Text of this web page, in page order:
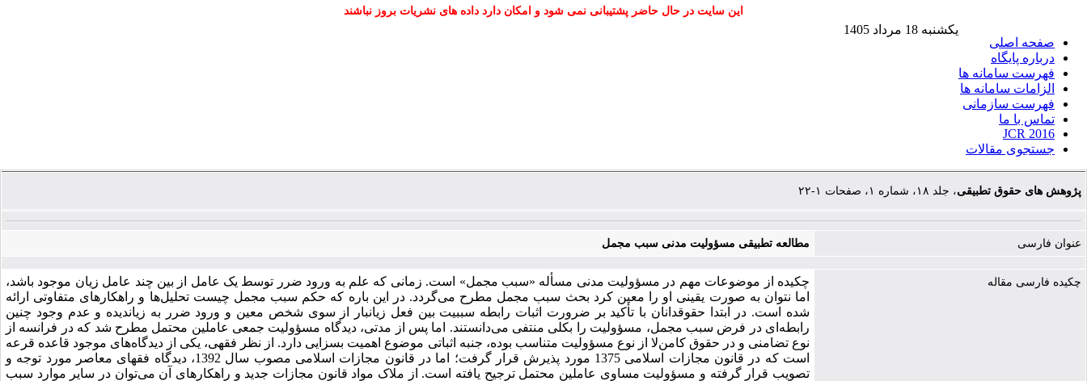
این سایت در حال حاضر پشتیبانی نمی شود و امکان دارد داده های نشریات بروز نباشند
صفحه اصلی
درباره پایگاه
فهرست سامانه ها
الزامات سامانه ها
فهرست سازمانی
تماس با ما
JCR 2016
جستجوی مقالات
یکشنبه 18 مرداد 1405
پژوهش های حقوق تطبیقی، جلد ۱۸، شماره ۱، صفحات ۱-۲۲
عنوان فارسی مطالعه تطبیقی مسؤولیت مدنی سبب مجمل
چکیده فارسی مقاله
چکیده از موضوعات مهم در مسؤولیت مدنی مسأله «سبب مجمل» است. زمانی که علم به ورود ضرر توسط یک عامل از بین چند عامل زیان موجود باشد،
اما نتوان به صورت یقینی او را معین کرد بحث سبب مجمل مطرح می‌گردد. در این باره ‌که حکم سبب مجمل چیست تحلیل‌ها و راهکارهای متفاوتی ارائه
شده است. در ابتدا حقوقدانان با تأکید بر ضرورت اثبات رابطه سببیت بین فعل زیانبار از سوی شخص معین و ورود ضرر به زیاندیده و عدم وجود چنین
رابطه‌ای در فرض سبب مجمل، مسؤولیت را بکلی منتفی می‌دانستند. اما پس از مدتی، دیدگاه مسؤولیت جمعی عاملین محتمل مطرح شد که در فرانسه از
نوع تضامنی و در حقوق کامن‌لا از نوع مسؤولیت متناسب بوده، جنبه اثباتی موضوع اهمیت بسزایی دارد. از نظر فقهی، یکی از دیدگاه‌های موجود قاعده قرعه
است که در قانون مجازات اسلامی 1375 مورد پذیرش قرار گرفت؛ اما در قانون مجازات اسلامی مصوب سال 1392، دیدگاه فقهای معاصر مورد توجه و
تصویب قرار گرفته و مسؤولیت مساوی عاملین محتمل ترجیح یافته است. از ملاک مواد قانون مجازات جدید و راهکارهای آن می‌توان در سایر موارد سبب